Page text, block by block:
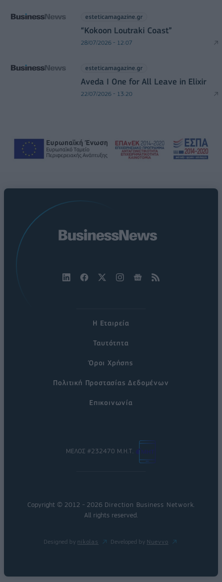
esteticamagazine.gr
“Kokoon Loutraki Coast”
28/07/2026 - 12:07
esteticamagazine.gr
Aveda I One for All Leave in Elixir
22/07/2026 - 13:20
Η Εταιρεία
Ταυτότητα
Όροι Χρήσης
Πολιτική Προστασίας Δεδομένων
Επικοινωνία
ΜΕΛΟΣ #232470 Μ.Η.Τ.
Copyright © 2012 - 2026 Direction Business Network.
All rights reserved.
Designed by nikolas Developed by Nuevvo